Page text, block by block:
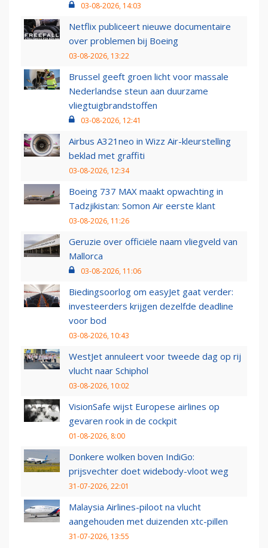
03-08-2026, 14:03
Netflix publiceert nieuwe documentaire
over problemen bij Boeing
03-08-2026, 13:22
Brussel geeft groen licht voor massale
Nederlandse steun aan duurzame
vliegtuigbrandstoffen
03-08-2026, 12:41
Airbus A321neo in Wizz Air-kleurstelling
beklad met graffiti
03-08-2026, 12:34
Boeing 737 MAX maakt opwachting in
Tadzjikistan: Somon Air eerste klant
03-08-2026, 11:26
Geruzie over officiële naam vliegveld van
Mallorca
03-08-2026, 11:06
Biedingsoorlog om easyJet gaat verder:
investeerders krijgen dezelfde deadline
voor bod
03-08-2026, 10:43
WestJet annuleert voor tweede dag op rij
vlucht naar Schiphol
03-08-2026, 10:02
VisionSafe wijst Europese airlines op
gevaren rook in de cockpit
01-08-2026, 8:00
Donkere wolken boven IndiGo:
prijsvechter doet widebody-vloot weg
31-07-2026, 22:01
Malaysia Airlines-piloot na vlucht
aangehouden met duizenden xtc-pillen
31-07-2026, 13:55